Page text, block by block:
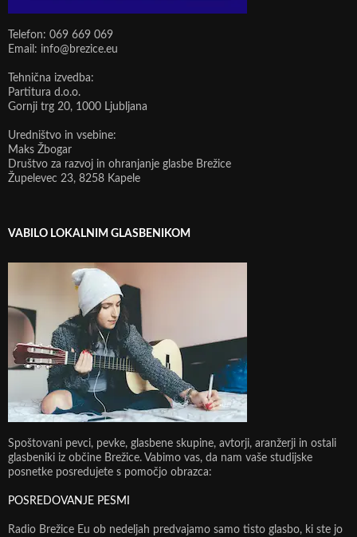
Telefon: 069 669 069
Email: info@brezice.eu
Tehnična izvedba:
Partitura d.o.o.
Gornji trg 20, 1000 Ljubljana
Uredništvo in vsebine:
Maks Žbogar
Društvo za razvoj in ohranjanje glasbe Brežice
Župelevec 23, 8258 Kapele
VABILO LOKALNIM GLASBENIKOM
Spoštovani pevci, pevke, glasbene skupine, avtorji, aranžerji in ostali
glasbeniki iz občine Brežice. Vabimo vas, da nam vaše studijske
posnetke posredujete s pomočjo obrazca:
POSREDOVANJE PESMI
Radio Brežice Eu ob nedeljah predvajamo samo tisto glasbo, ki ste jo